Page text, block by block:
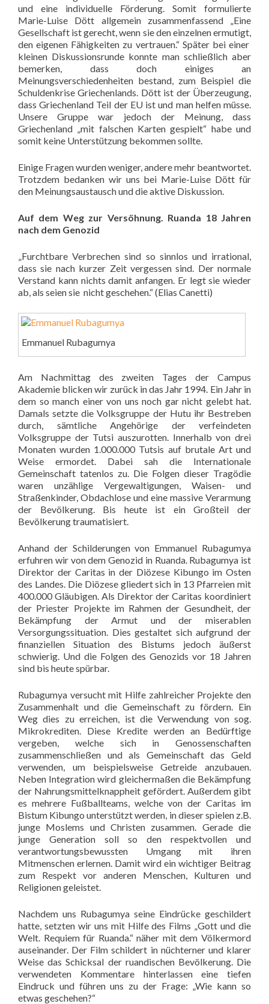
und eine individuelle Förderung. Somit formulierte
Marie-Luise Dött allgemein zusammenfassend „Eine
Gesellschaft ist gerecht, wenn sie den einzelnen ermutigt,
den eigenen Fähigkeiten zu vertrauen.“ Später bei einer
kleinen Diskussionsrunde konnte man schließlich aber
bemerken, dass doch einiges an
Meinungsverschiedenheiten bestand, zum Beispiel die
Schuldenkrise Griechenlands. Dött ist der Überzeugung,
dass Griechenland Teil der EU ist und man helfen müsse.
Unsere Gruppe war jedoch der Meinung, dass
Griechenland „mit falschen Karten gespielt“ habe und
somit keine Unterstützung bekommen sollte.
Einige Fragen wurden weniger, andere mehr beantwortet.
Trotzdem bedanken wir uns bei Marie-Luise Dött für
den Meinungsaustausch und die aktive Diskussion.
Auf dem Weg zur Versöhnung. Ruanda 18 Jahren
nach dem Genozid
„Furchtbare Verbrechen sind so sinnlos und irrational,
dass sie nach kurzer Zeit vergessen sind. Der normale
Verstand kann nichts damit anfangen. Er legt sie wieder
ab, als seien sie nicht geschehen.“ (Elias Canetti)
Emmanuel Rubagumya
Am Nachmittag des zweiten Tages der Campus
Akademie blicken wir zurück in das Jahr 1994. Ein Jahr in
dem so manch einer von uns noch gar nicht gelebt hat.
Damals setzte die Volksgruppe der Hutu ihr Bestreben
durch, sämtliche Angehörige der verfeindeten
Volksgruppe der Tutsi auszurotten. Innerhalb von drei
Monaten wurden 1.000.000 Tutsis auf brutale Art und
Weise ermordet. Dabei sah die Internationale
Gemeinschaft tatenlos zu. Die Folgen dieser Tragödie
waren unzählige Vergewaltigungen, Waisen- und
Straßenkinder, Obdachlose und eine massive Verarmung
der Bevölkerung. Bis heute ist ein Großteil der
Bevölkerung traumatisiert.
Anhand der Schilderungen von Emmanuel Rubagumya
erfuhren wir von dem Genozid in Ruanda. Rubagumya ist
Direktor der Caritas in der Diözese Kibungo im Osten
des Landes. Die Diözese gliedert sich in 13 Pfarreien mit
400.000 Gläubigen. Als Direktor der Caritas koordiniert
der Priester Projekte im Rahmen der Gesundheit, der
Bekämpfung der Armut und der miserablen
Versorgungssituation. Dies gestaltet sich aufgrund der
finanziellen Situation des Bistums jedoch äußerst
schwierig. Und die Folgen des Genozids vor 18 Jahren
sind bis heute spürbar.
Rubagumya versucht mit Hilfe zahlreicher Projekte den
Zusammenhalt und die Gemeinschaft zu fördern. Ein
Weg dies zu erreichen, ist die Verwendung von sog.
Mikrokrediten. Diese Kredite werden an Bedürftige
vergeben, welche sich in Genossenschaften
zusammenschließen und als Gemeinschaft das Geld
verwenden, um beispielsweise Getreide anzubauen.
Neben Integration wird gleichermaßen die Bekämpfung
der Nahrungsmittelknappheit gefördert. Außerdem gibt
es mehrere Fußballteams, welche von der Caritas im
Bistum Kibungo unterstützt werden, in dieser spielen z.B.
junge Moslems und Christen zusammen. Gerade die
junge Generation soll so den respektvollen und
verantwortungsbewussten Umgang mit ihren
Mitmenschen erlernen. Damit wird ein wichtiger Beitrag
zum Respekt vor anderen Menschen, Kulturen und
Religionen geleistet.
Nachdem uns Rubagumya seine Eindrücke geschildert
hatte, setzten wir uns mit Hilfe des Films „Gott und die
Welt. Requiem für Ruanda.“ näher mit dem Völkermord
auseinander. Der Film schildert in nüchterner und klarer
Weise das Schicksal der ruandischen Bevölkerung. Die
verwendeten Kommentare hinterlassen eine tiefen
Eindruck und führen uns zu der Frage: „Wie kann so
etwas geschehen?“